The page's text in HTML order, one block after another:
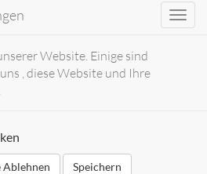
Website. Einige sind
, diese Website und Ihre
Ablehnen
Speichern